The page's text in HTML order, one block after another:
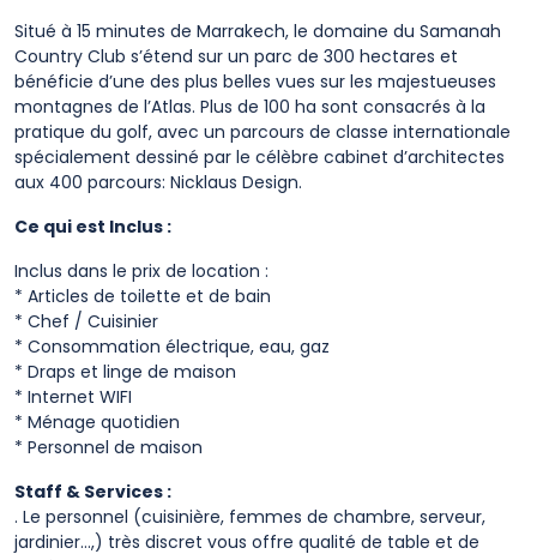
Situé à 15 minutes de Marrakech, le domaine du Samanah
Country Club s’étend sur un parc de 300 hectares et
bénéficie d’une des plus belles vues sur les majestueuses
montagnes de l’Atlas. Plus de 100 ha sont consacrés à la
pratique du golf, avec un parcours de classe internationale
spécialement dessiné par le célèbre cabinet d’architectes
aux 400 parcours: Nicklaus Design.
Ce qui est Inclus :
Inclus dans le prix de location :
* Articles de toilette et de bain
* Chef / Cuisinier
* Consommation électrique, eau, gaz
* Draps et linge de maison
* Internet WIFI
* Ménage quotidien
* Personnel de maison
Staff & Services :
. Le personnel (cuisinière, femmes de chambre, serveur,
jardinier…,) très discret vous offre qualité de table et de